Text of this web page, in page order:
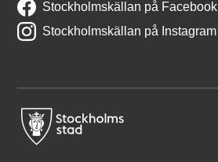
Stockholmskällan på Facebook
Stockholmskällan på Instagram